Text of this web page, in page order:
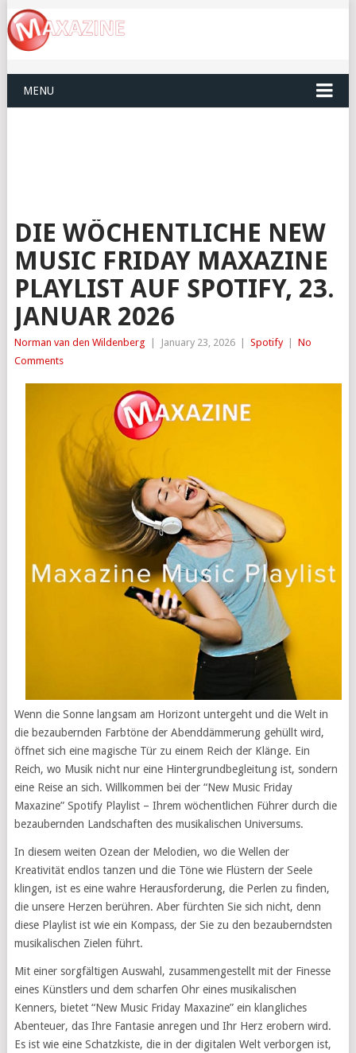
MENU
DIE WÖCHENTLICHE NEW
MUSIC FRIDAY MAXAZINE
PLAYLIST AUF SPOTIFY, 23.
JANUAR 2026
Norman van den Wildenberg January 23, 2026 Spotify
No
Comments
Wenn die Sonne langsam am Horizont untergeht und die Welt in
die bezaubernden Farbtöne der Abenddämmerung gehüllt wird,
öffnet sich eine magische Tür zu einem Reich der Klänge. Ein
Reich, wo Musik nicht nur eine Hintergrundbegleitung ist, sondern
eine Reise an sich. Willkommen bei der “New Music Friday
Maxazine” Spotify Playlist – Ihrem wöchentlichen Führer durch die
bezaubernden Landschaften des musikalischen Universums.
In diesem weiten Ozean der Melodien, wo die Wellen der
Kreativität endlos tanzen und die Töne wie Flüstern der Seele
klingen, ist es eine wahre Herausforderung, die Perlen zu finden,
die unsere Herzen berühren. Aber fürchten Sie sich nicht, denn
diese Playlist ist wie ein Kompass, der Sie zu den bezauberndsten
musikalischen Zielen führt.
Mit einer sorgfältigen Auswahl, zusammengestellt mit der Finesse
eines Künstlers und dem scharfen Ohr eines musikalischen
Kenners, bietet “New Music Friday Maxazine” ein klangliches
Abenteuer, das Ihre Fantasie anregen und Ihr Herz erobern wird.
Es ist wie eine Schatzkiste, die in der digitalen Welt verborgen ist,